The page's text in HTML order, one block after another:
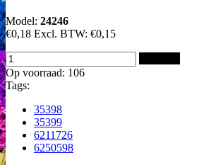
Model: 24246
€0,18 Excl. BTW: €0,15
Op voorraad: 106
Tags:
35398
35399
6211726
6250598